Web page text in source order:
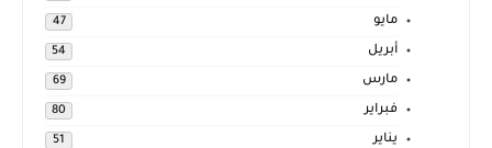
مايو 47
أبريل 54
مارس 69
فبراير 80
يناير 51